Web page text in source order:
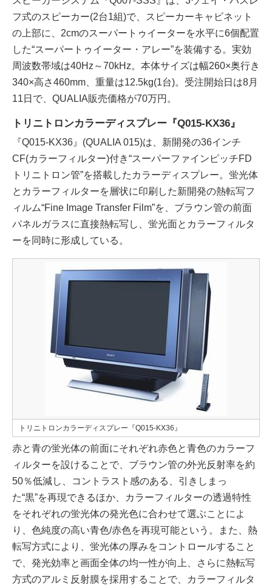
フ式のスピーカー(2台1組)で、スピーカーキャビネット
の上部に、2cmのスーパートゥイーターを水平に6個配置
した“スーパートゥイーター・アレー”を装備する。実効
周波数帯域は40Hz～70kHz。本体サイズは幅260×奥行き
340×高さ460mm、重量は12.5kg(1台)。受注開始日は8月
11日で、QUALIA販売価格が70万円。
トリニトロンカラーディスプレー『Q015-KX36』
『Q015-KX36』(QUALIA 015)は、新開発の36インチ
CF(カラーフィルター)付き“スーパーファインピッチFD
トリニトロン管”を搭載したカラーディスプレー。蛍光体
とカラーフィルターを層状に印刷した新開発の熱転写フ
ィルム“Fine Image Transfer Film”を、ブラウン管の前面
パネルガラスに直接熱転写し、蛍光面とカラーフィルタ
ーを同時に形成している。
トリニトロンカラーディスプレー『Q015-KX36』
赤と青の蛍光体の前面にそれぞれ赤色と青色のカラーフ
ィルターを設けることで、ブラウン管の外光反射率を約
50％低減し、コントラスト感のある、引きしまっ
た“黒”を再現できるほか、カラーフィルターの透過特性
をそれぞれの蛍光体の発光色に合わせて選ぶことによ
り、色純度の高い青色/赤色を再現可能という。また、熱
転写方式により、蛍光体の厚みをコントロールすること
で、発光効率と画面全体の均一性が向上、さらに熱転写
方式のアルミ反射膜を採用することで、カラーフィルタ